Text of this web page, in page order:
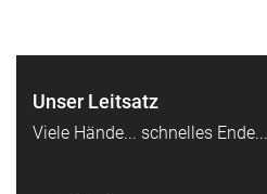
Unser Leitsatz
Viele Hände... schnelles Ende...